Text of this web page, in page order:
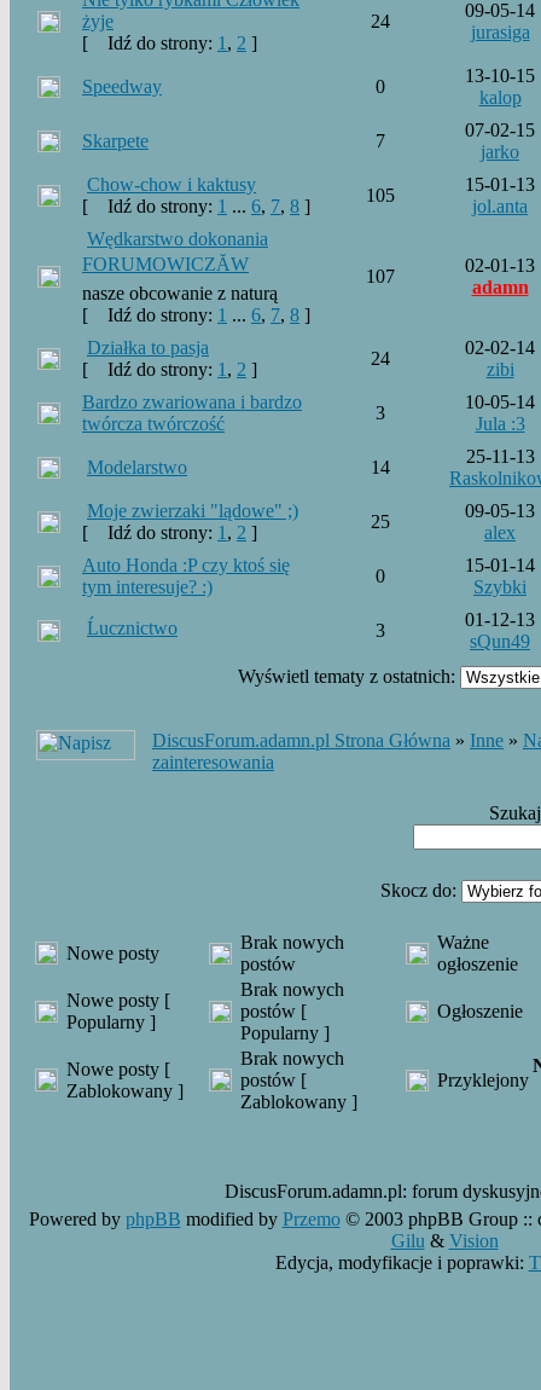
żyje
[
Idź do strony: 1 , 2 ]
24
09-05-14
jurasiga
Speedway 0
13-10-15
kalop
Skarpete 7
07-02-15
jarko
Chow-chow i kaktusy
[
Idź do strony: 1 ... 6, 7, 8 ]
105
15-01-13
jol.anta
Wędkarstwo dokonania
FORUMOWICZĂW
nasze obcowanie z naturą
[
Idź do strony: 1 ... 6, 7, 8 ]
107
02-01-13
adamn
Działka to pasja
[
Idź do strony: 1 , 2 ]
24
02-02-14
zibi
Bardzo zwariowana i bardzo
twórcza twórczość
3
10-05-14
Jula :3
Modelarstwo 14
25-11-13
Moje zwierzaki "lądowe" ;)
[
Idź do strony: 1 , 2 ]
25
09-05-13
alex
Auto Honda :P czy ktoś się
tym interesuje? :)
0
15-01-14
Szybki
Ĺucznictwo
3
01-12-13
sQun49
Wyświetl tematy z ostatnich:
DiscusForum.adamn.pl Strona Główna » Inne »
zainteresowania
Skocz do:
Nowe posty
Brak nowych
postów
Ważne
ogłoszenie
Nowe posty [
Popularny ]
Brak nowych
postów [
Popularny ]
Ogłoszenie
Nowe posty [
Zablokowany ]
Brak nowych
postów [
Zablokowany ]
Przyklejony
DiscusForum.adamn.pl: forum
Powered by phpBB modified by Przemo© 2003 phpBB Group ::
Gilu & Vision
Edycja, modyfikacje i poprawki: